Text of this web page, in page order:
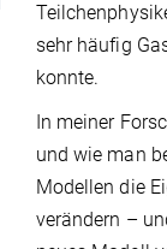
sehr häufig
konnte.
In meiner
und wie man
Modellen die
verändern –